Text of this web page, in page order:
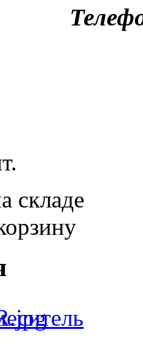
складе